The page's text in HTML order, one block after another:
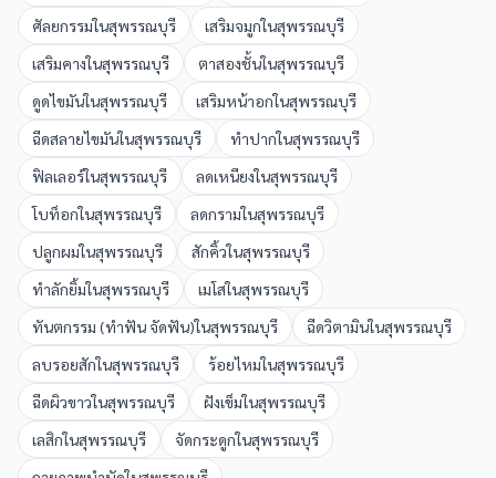
ศัลยกรรมในสุพรรณบุรี เสริมจมูกในสุพรรณบุรี
เสริมคางในสุพรรณบุรี ตาสองชั้นในสุพรรณบุรี
ดูดไขมันในสุพรรณบุรี เสริมหน้าอกในสุพรรณบุรี
ฉีดสลายไขมันในสุพรรณบุรี ทำปากในสุพรรณบุรี
ฟิลเลอร์ในสุพรรณบุรี ลดเหนียงในสุพรรณบุรี
โบท็อกในสุพรรณบุรี ลดกรามในสุพรรณบุรี
ปลูกผมในสุพรรณบุรี สักคิ้วในสุพรรณบุรี
ทำลักยิ้มในสุพรรณบุรี เมโสในสุพรรณบุรี
ทันตกรรม (ทำฟัน จัดฟัน)ในสุพรรณบุรี ฉีดวิตามินในสุพรรณบุรี
ลบรอยสักในสุพรรณบุรี ร้อยไหมในสุพรรณบุรี
ฉีดผิวขาวในสุพรรณบุรี ฝังเข็มในสุพรรณบุรี
เลสิกในสุพรรณบุรี จัดกระดูกในสุพรรณบุรี